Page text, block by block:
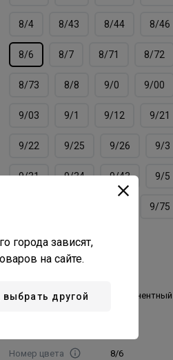
8/4 8/43 8/44 8/46
8/6 8/7 8/71 8/72
8/73 8/8 9/0 9/00
9/03 9/1 9/12 9/21
9/22 9/25 9/26 9/3
9/31 9/34 9/43 9/5
9/75
Вид красителя перманентный
Номер цвета 8/6
города зависят,
на сайте.
выбрать другой